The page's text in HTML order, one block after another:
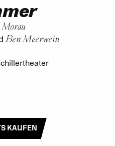
KAUFEN
Morau
Ben Meerwein